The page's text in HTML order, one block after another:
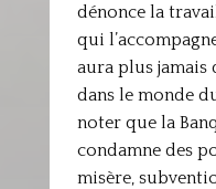
dénonce la
qui
aura plus jamais
dans le monde
noter que la
condamne des
misère,